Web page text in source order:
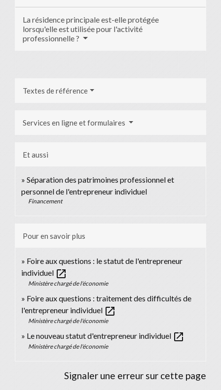
La résidence principale est-elle protégée
lorsqu'elle est utilisée pour l'activité
professionnelle ?
Textes de référence
Services en ligne et formulaires
Et aussi
Séparation des patrimoines professionnel et
personnel de l'entrepreneur individuel
Financement
Pour en savoir plus
Foire aux questions : le statut de l'entrepreneur
individuel open_in_new
Ministère chargé de l'économie
Foire aux questions : traitement des difficultés de
l'entrepreneur individuel open_in_new
Ministère chargé de l'économie
Le nouveau statut d'entrepreneur individuel open_in_new
Ministère chargé de l'économie
Signaler une erreur sur cette page